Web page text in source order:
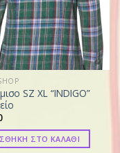
SZ XL “INDIGO”
ΣΤΟ ΚΑΛΑΘΙ